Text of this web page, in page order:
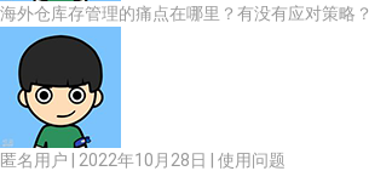
海外仓库存管理的痛点在哪里？有没有应对策略？
匿名用户 | 2022年10月28日 | 使用问题